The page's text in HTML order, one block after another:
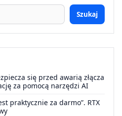
Szukaj
się przed awarią złącza
za pomocą narzędzi AI
praktycznie za darmo”. RTX